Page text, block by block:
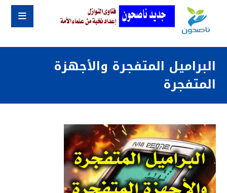
البراميل المتفجرة والأجهزة
المتفجرة